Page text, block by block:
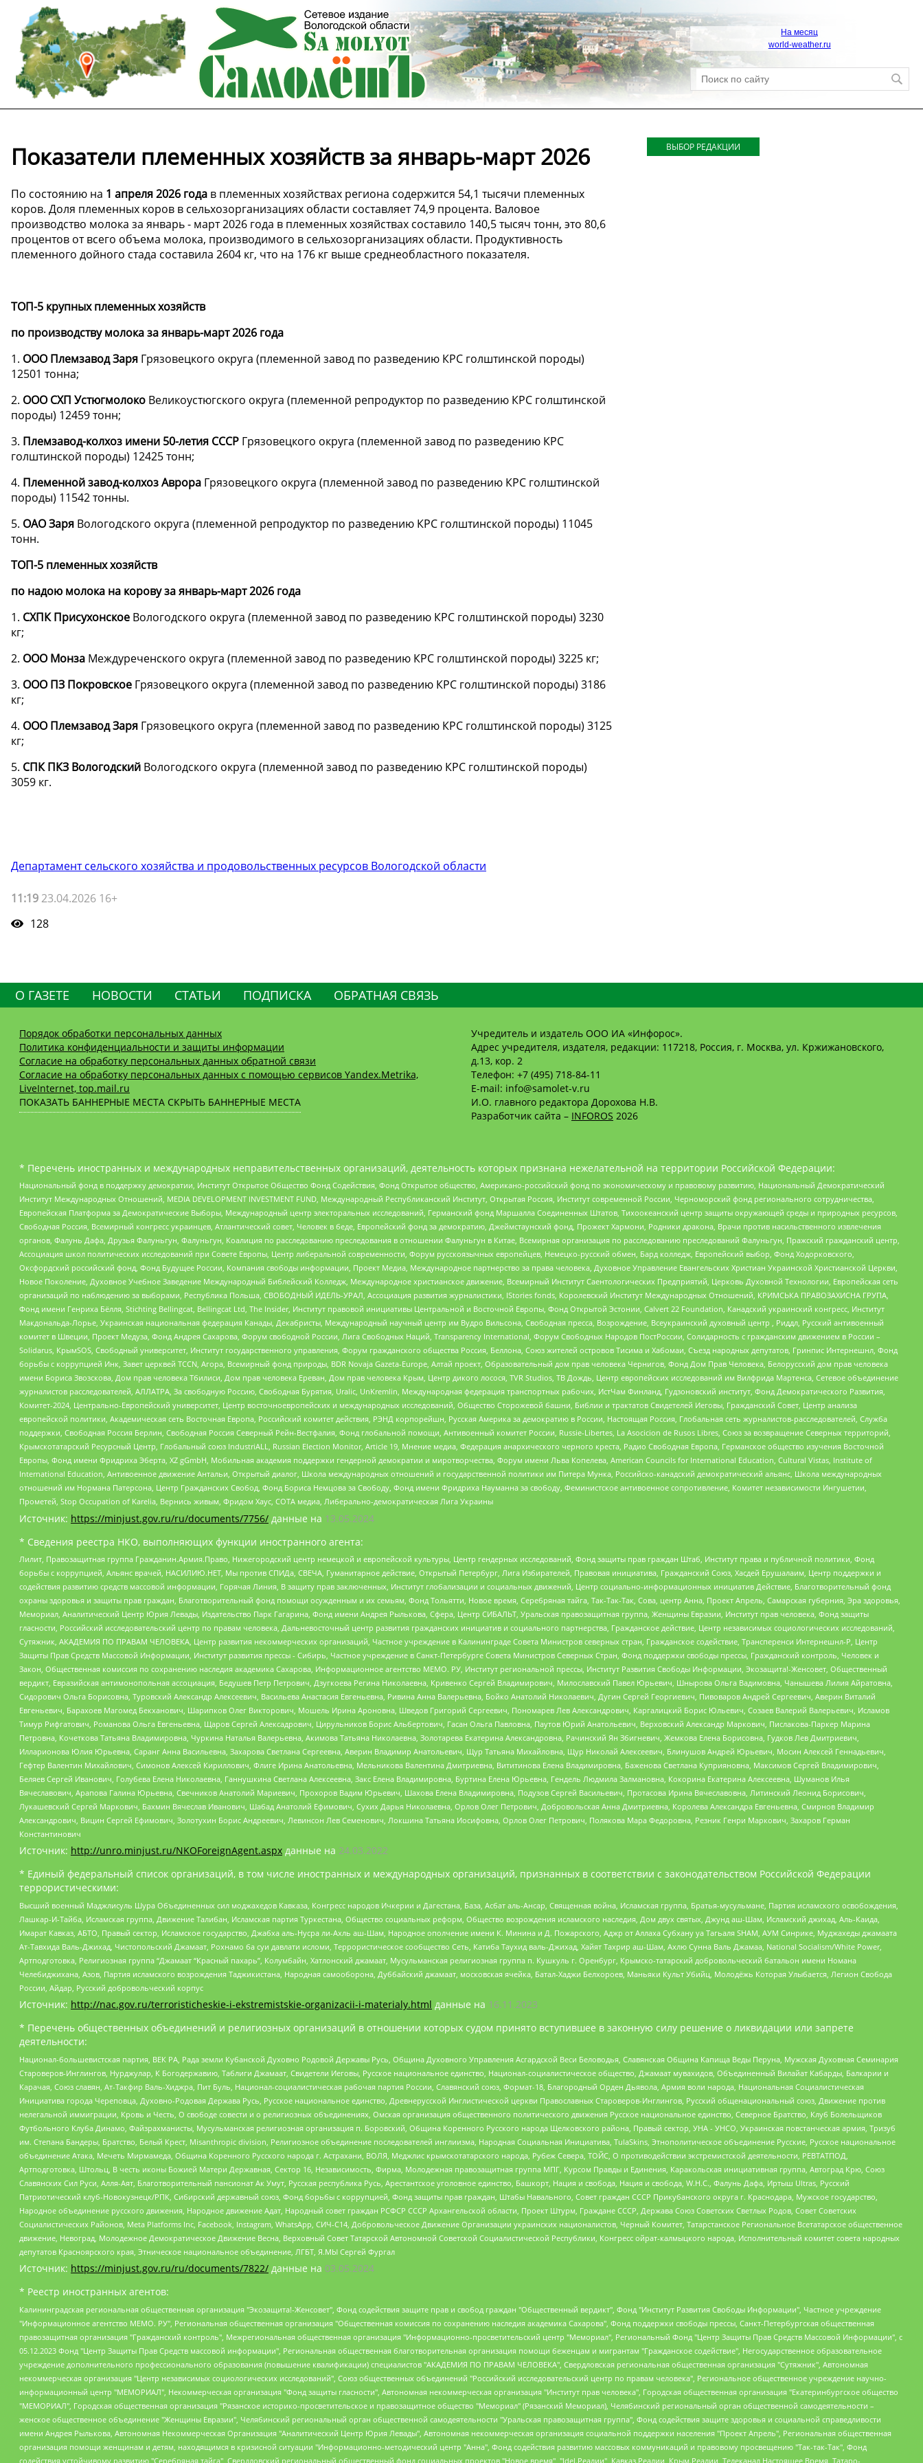
На месяц
world-weather.ru
Показатели племенных хозяйств за январь-март 2026
По состоянию на 1 апреля 2026 года в племенных хозяйствах региона содержится 54,1 тысячи племенных
коров. Доля племенных коров в сельхозорганизациях области составляет 74,9 процента. Валовое
производство молока за январь - март 2026 года в племенных хозяйствах составило 140,5 тысяч тонн, это 80,6
процентов от всего объема молока, производимого в сельхозорганизациях области. Продуктивность
племенного дойного стада составила 2604 кг, что на 176 кг выше среднеобластного показателя.
ТОП-5 крупных племенных хозяйств
по производству молока за январь-март 2026 года
1. ООО Племзавод Заря Грязовецкого округа (племенной завод по разведению КРС голштинской породы)
12501 тонна;
2. ООО СХП Устюгмолоко Великоустюгского округа (племенной репродуктор по разведению КРС голштинской
породы) 12459 тонн;
3. Племзавод-колхоз имени 50-летия СССР Грязовецкого округа (племенной завод по разведению КРС
голштинской породы) 12425 тонн;
4. Племенной завод-колхоз Аврора Грязовецкого округа (племенной завод по разведению КРС голштинской
породы) 11542 тонны.
5. ОАО Заря Вологодского округа (племенной репродуктор по разведению КРС голштинской породы) 11045
тонн.
ТОП-5 племенных хозяйств
по надою молока на корову за январь-март 2026 года
1. СХПК Присухонское Вологодского округа (племенной завод по разведению КРС голштинской породы) 3230
кг;
2. ООО Монза Междуреченского округа (племенной завод по разведению КРС голштинской породы) 3225 кг;
3. ООО ПЗ Покровское Грязовецкого округа (племенной завод по разведению КРС голштинской породы) 3186
кг;
4. ООО Племзавод Заря Грязовецкого округа (племенной завод по разведению КРС голштинской породы) 3125
кг;
5. СПК ПКЗ Вологодский Вологодского округа (племенной завод по разведению КРС голштинской породы)
3059 кг.
Департамент сельского хозяйства и продовольственных ресурсов Вологодской области
11:19 23.04.2026 16+
128
ВЫБОР РЕДАКЦИИ
О ГАЗЕТЕ НОВОСТИ СТАТЬИ ПОДПИСКА ОБРАТНАЯ СВЯЗЬ
Порядок обработки персональных данных
Политика конфиденциальности и защиты информации
Согласие на обработку персональных данных обратной связи
Согласие на обработку персональных данных с помощью сервисов Yandex.Metrika,
LiveInternet, top.mail.ru
ПОКАЗАТЬ БАННЕРНЫЕ МЕСТА СКРЫТЬ БАННЕРНЫЕ МЕСТА
Учредитель и издатель ООО ИА «Инфорос».
Адрес учредителя, издателя, редакции: 117218, Россия, г. Москва, ул. Кржижановского,
д.13, кор. 2
Телефон: +7 (495) 718-84-11
E-mail: info@samolet-v.ru
И.О. главного редактора Дорохова Н.В.
Разработчик сайта – INFOROS 2026
* Перечень иностранных и международных неправительственных организаций, деятельность которых признана нежелательной на территории Российской Федерации:
Национальный фонд в поддержку демократии, Институт Открытое Общество Фонд Содействия, Фонд Открытое общество, Американо-российский фонд по экономическому и правовому развитию, Национальный Демократический
Институт Международных Отношений, MEDIA DEVELOPMENT INVESTMENT FUND, Международный Республиканский Институт, Открытая Россия, Институт современной России, Черноморский фонд регионального сотрудничества,
Европейская Платформа за Демократические Выборы, Международный центр электоральных исследований, Германский фонд Маршалла Соединенных Штатов, Тихоокеанский центр защиты окружающей среды и природных ресурсов,
Свободная Россия, Всемирный конгресс украинцев, Атлантический совет, Человек в беде, Европейский фонд за демократию, Джеймстаунский фонд, Прожект Хармони, Родники дракона, Врачи против насильственного извлечения
органов, Фалунь Дафа, Друзья Фалуньгун, Фалуньгун, Коалиция по расследованию преследования в отношении Фалуньгун в Китае, Всемирная организация по расследованию преследований Фалуньгун, Пражский гражданский центр,
Ассоциация школ политических исследований при Совете Европы, Центр либеральной современности, Форум русскоязычных европейцев, Немецко-русский обмен, Бард колледж, Европейский выбор, Фонд Ходорковского,
Оксфордский российский фонд, Фонд Будущее России, Компания свободы информации, Проект Медиа, Международное партнерство за права человека, Духовное Управление Евангельских Христиан Украинской Христианской Церкви,
Новое Поколение, Духовное Учебное Заведение Международный Библейский Колледж, Международное христианское движение, Всемирный Институт Саентологических Предприятий, Церковь Духовной Технологии, Европейская сеть
организаций по наблюдению за выборами, Республика Польша, СВОБОДНЫЙ ИДЕЛЬ-УРАЛ, Ассоциация развития журналистики, IStories fonds, Королевский Институт Международных Отношений, КРИМСЬКА ПРАВОЗАХИСНА ГРУПА,
Фонд имени Генриха Бёлля, Stichting Bellingcat, Bellingcat Ltd, The Insider, Институт правовой инициативы Центральной и Восточной Европы, Фонд Открытой Эстонии, Calvert 22 Foundation, Канадский украинский конгресс, Институт
Макдональда-Лорье, Украинская национальная федерация Канады, Декабристы, Международный научный центр им Вудро Вильсона, Свободная пресса, Возрождение, Всеукраинский духовный центр , Риддл, Русский антивоенный
комитет в Швеции, Проект Медуза, Фонд Андрея Сахарова, Форум свободной России, Лига Свободных Наций, Transparеncy International, Форум Свободных Народов ПостРоссии, Солидарность с гражданским движением в России –
Solidarus, КрымSOS, Свободный университет, Институт государственного управления, Форум гражданского общества Россия, Беллона, Союз жителей островов Тисима и Хабомаи, Съезд народных депутатов, Гринпис Интернешнл, Фонд
борьбы с коррупцией Инк, Завет церквей TCCN, Агора, Всемирный фонд природы, BDR Novaja Gazeta-Europe, Алтай проект, Образовательный дом прав человека Чернигов, Фонд Дом Прав Человека, Белорусский дом прав человека
имени Бориса Звозскова, Дом прав человека Тбилиси, Дом прав человека Ереван, Дом прав человека Крым, Центр дикого лосося, TVR Studios, ТВ Дождь, Центр европейских исследований им Вилфрида Мартенса, Сетевое объединение
журналистов расследователей, АЛЛАТРА, За свободную Россию, Свободная Бурятия, Uralic, UnKremlin, Международная федерация транспортных рабочих, ИстЧам Финланд, Гудзоновский институт, Фонд Демократического Развития,
Комитет-2024, Центрально-Европейский университет, Центр восточноевропейских и международных исследований, Общество Сторожевой башни, Библии и трактатов Свидетелей Иеговы, Гражданский Совет, Центр анализа
европейской политики, Академическая сеть Восточная Европа, Российский комитет действия, РЭНД корпорейшн, Русская Америка за демократию в России, Настоящая Россия, Глобальная сеть журналистов-расследователей, Служба
поддержки, Свободная Россия Берлин, Свободная Россия Северный Рейн-Вестфалия, Фонд глобальной помощи, Антивоенный комитет России, Russie-Libertes, La Asocicion de Rusos Libres, Союз за возвращение Северных территорий,
Крымскотатарский Ресурсный Центр, Глобальный союз IndustriALL, Russian Election Monitor, Article 19, Мнение медиа, Федерация анархического черного креста, Радио Свободная Европа, Германское общество изучения Восточной
Европы, Фонд имени Фридриха Эберта, XZ gGmbH, Мобильная академия поддержки гендерной демократии и миротворчества, Форум имени Льва Копелева, American Councils for International Education, Cultural Vistas, Institute of
International Education, Антивоенное движение Антальи, Открытый диалог, Школа международных отношений и государственной политики им Питера Мунка, Российско-канадский демократический альянс, Школа международных
отношений им Нормана Патерсона, Центр Гражданских Свобод, Фонд Бориса Немцова за Свободу, Фонд имени Фридриха Науманна за свободу, Феминистское антивоенное сопротивление, Комитет независимости Ингушетии,
Прометей, Stop Occupation of Karelia, Вернись живым, Фридом Хаус, СОТА медиа, Либерально-демократическая Лига Украины
Источник: https://minjust.gov.ru/ru/documents/7756/ данные на 13.05.2024
* Сведения реестра НКО, выполняющих функции иностранного агента:
Лилит, Правозащитная группа Гражданин.Армия.Право, Нижегородский центр немецкой и европейской культуры, Центр гендерных исследований, Фонд защиты прав граждан Штаб, Институт права и публичной политики, Фонд
борьбы с коррупцией, Альянс врачей, НАСИЛИЮ.НЕТ, Мы против СПИДа, СВЕЧА, Гуманитарное действие, Открытый Петербург, Лига Избирателей, Правовая инициатива, Гражданский Союз, Хасдей Ерушалаим, Центр поддержки и
содействия развитию средств массовой информации, Горячая Линия, В защиту прав заключенных, Институт глобализации и социальных движений, Центр социально-информационных инициатив Действие, Благотворительный фонд
охраны здоровья и защиты прав граждан, Благотворительный фонд помощи осужденным и их семьям, Фонд Тольятти, Новое время, Серебряная тайга, Так-Так-Так, Сова, центр Анна, Проект Апрель, Самарская губерния, Эра здоровья,
Мемориал, Аналитический Центр Юрия Левады, Издательство Парк Гагарина, Фонд имени Андрея Рылькова, Сфера, Центр СИБАЛЬТ, Уральская правозащитная группа, Женщины Евразии, Институт прав человека, Фонд защиты
гласности, Российский исследовательский центр по правам человека, Дальневосточный центр развития гражданских инициатив и социального партнерства, Гражданское действие, Центр независимых социологических исследований,
Сутяжник, АКАДЕМИЯ ПО ПРАВАМ ЧЕЛОВЕКА, Центр развития некоммерческих организаций, Частное учреждение в Калининграде Совета Министров северных стран, Гражданское содействие, Трансперенси Интернешнл-Р, Центр
Защиты Прав Средств Массовой Информации, Институт развития прессы - Сибирь, Частное учреждение в Санкт-Петербурге Совета Министров Северных Стран, Фонд поддержки свободы прессы, Гражданский контроль, Человек и
Закон, Общественная комиссия по сохранению наследия академика Сахарова, Информационное агентство МЕМО. РУ, Институт региональной прессы, Институт Развития Свободы Информации, Экозащита!-Женсовет, Общественный
вердикт, Евразийская антимонопольная ассоциация, Бедушев Петр Петрович, Дзугкоева Регина Николаевна, Кривенко Сергей Владимирович, Милославский Павел Юрьевич, Шнырова Ольга Вадимовна, Чанышева Лилия Айратовна,
Сидорович Ольга Борисовна, Туровский Александр Алексеевич, Васильева Анастасия Евгеньевна, Ривина Анна Валерьевна, Бойко Анатолий Николаевич, Дугин Сергей Георгиевич, Пивоваров Андрей Сергеевич, Аверин Виталий
Евгеньевич, Барахоев Магомед Бекханович, Шарипков Олег Викторович, Мошель Ирина Ароновна, Шведов Григорий Сергеевич, Пономарев Лев Александрович, Каргалицкий Борис Юльевич, Созаев Валерий Валерьевич, Исламов
Тимур Рифгатович, Романова Ольга Евгеньевна, Щаров Сергей Алексадрович, Цирульников Борис Альбертович, Гасан Ольга Павловна, Паутов Юрий Анатольевич, Верховский Александр Маркович, Пислакова-Паркер Марина
Петровна, Кочеткова Татьяна Владимировна, Чуркина Наталья Валерьевна, Акимова Татьяна Николаевна, Золотарева Екатерина Александровна, Рачинский Ян Збигневич, Жемкова Елена Борисовна, Гудков Лев Дмитриевич,
Илларионова Юлия Юрьевна, Саранг Анна Васильевна, Захарова Светлана Сергеевна, Аверин Владимир Анатольевич, Щур Татьяна Михайловна, Щур Николай Алексеевич, Блинушов Андрей Юрьевич, Мосин Алексей Геннадьевич,
Гефтер Валентин Михайлович, Симонов Алексей Кириллович, Флиге Ирина Анатольевна, Мельникова Валентина Дмитриевна, Вититинова Елена Владимировна, Баженова Светлана Куприяновна, Максимов Сергей Владимирович,
Беляев Сергей Иванович, Голубева Елена Николаевна, Ганнушкина Светлана Алексеевна, Закс Елена Владимировна, Буртина Елена Юрьевна, Гендель Людмила Залмановна, Кокорина Екатерина Алексеевна, Шуманов Илья
Вячеславович, Арапова Галина Юрьевна, Свечников Анатолий Мариевич, Прохоров Вадим Юрьевич, Шахова Елена Владимировна, Подузов Сергей Васильевич, Протасова Ирина Вячеславовна, Литинский Леонид Борисович,
Лукашевский Сергей Маркович, Бахмин Вячеслав Иванович, Шабад Анатолий Ефимович, Сухих Дарья Николаевна, Орлов Олег Петрович, Добровольская Анна Дмитриевна, Королева Александра Евгеньевна, Смирнов Владимир
Александрович, Вицин Сергей Ефимович, Золотухин Борис Андреевич, Левинсон Лев Семенович, Локшина Татьяна Иосифовна, Орлов Олег Петрович, Полякова Мара Федоровна, Резник Генри Маркович, Захаров Герман
Константинович
Источник: http://unro.minjust.ru/NKOForeignAgent.aspx данные на 24.03.2022
* Единый федеральный список организаций, в том числе иностранных и международных организаций, признанных в соответствии с законодательством Российской Федерации
террористическими:
Высший военный Маджлисуль Шура Объединенных сил моджахедов Кавказа, Конгресс народов Ичкерии и Дагестана, База, Асбат аль-Ансар, Священная война, Исламская группа, Братья-мусульмане, Партия исламского освобождения,
Лашкар-И-Тайба, Исламская группа, Движение Талибан, Исламская партия Туркестана, Общество социальных реформ, Общество возрождения исламского наследия, Дом двух святых, Джунд аш-Шам, Исламский джихад, Аль-Каида,
Имарат Кавказ, АБТО, Правый сектор, Исламское государство, Джабха аль-Нусра ли-Ахль аш-Шам, Народное ополчение имени К. Минина и Д. Пожарского, Аджр от Аллаха Субхану уа Тагьаля SHAM, АУМ Синрике, Муджахеды джамаата
Ат-Тавхида Валь-Джихад, Чистопольский Джамаат, Рохнамо ба суи давлати исломи, Террористическое сообщество Сеть, Катиба Таухид валь-Джихад, Хайят Тахрир аш-Шам, Ахлю Сунна Валь Джамаа, National Socialism/White Power,
Артподготовка, Религиозная группа “Джамаат “Красный пахарь”, Колумбайн, Хатлонский джамаат, Мусульманская религиозная группа п. Кушкуль г. Оренбург, Крымско-татарский добровольческий батальон имени Номана
Челебиджихана, Азов, Партия исламского возрождения Таджикистана, Народная самооборона, Дуббайский джамаат, московская ячейка, Батал-Хаджи Белхороев, Маньяки Культ Убийц, Молодёжь Которая Улыбается, Легион Свобода
России, Айдар, Русский добровольческий корпус
Источник: http://nac.gov.ru/terroristicheskie-i-ekstremistskie-organizacii-i-materialy.html данные на 16.11.2023
* Перечень общественных объединений и религиозных организаций в отношении которых судом принято вступившее в законную силу решение о ликвидации или запрете
деятельности:
Национал-большевистская партия, ВЕК РА, Рада земли Кубанской Духовно Родовой Державы Русь, Община Духовного Управления Асгардской Веси Беловодья, Славянская Община Капища Веды Перуна, Мужская Духовная Семинария
Староверов-Инглингов, Нурджулар, К Богодержавию, Таблиги Джамаат, Свидетели Иеговы, Русское национальное единство, Национал-социалистическое общество, Джамаат мувахидов, Объединенный Вилайат Кабарды, Балкарии и
Карачая, Союз славян, Ат-Такфир Валь-Хиджра, Пит Буль, Национал-социалистическая рабочая партия России, Славянский союз, Формат-18, Благородный Орден Дьявола, Армия воли народа, Национальная Социалистическая
Инициатива города Череповца, Духовно-Родовая Держава Русь, Русское национальное единство, Древнерусской Инглистической церкви Православных Староверов-Инглингов, Русский общенациональный союз, Движение против
нелегальной иммиграции, Кровь и Честь, О свободе совести и о религиозных объединениях, Омская организация общественного политического движения Русское национальное единство, Северное Братство, Клуб Болельщиков
Футбольного Клуба Динамо, Файзрахманисты, Мусульманская религиозная организация п. Боровский, Община Коренного Русского народа Щелковского района, Правый сектор, УНА - УНСО, Украинская повстанческая армия, Тризуб
им. Степана Бандеры, Братство, Белый Крест, Misanthropic division, Религиозное объединение последователей инглиизма, Народная Социальная Инициатива, TulaSkins, Этнополитическое объединение Русские, Русское национальное
объединение Атака, Мечеть Мирмамеда, Община Коренного Русского народа г. Астрахани, ВОЛЯ, Меджлис крымскотатарского народа, Рубеж Севера, ТОЙС, О противодействии экстремистской деятельности, РЕВТАТПОД,
Артподготовка, Штольц, В честь иконы Божией Матери Державная, Сектор 16, Независимость, Фирма, Молодежная правозащитная группа МПГ, Курсом Правды и Единения, Каракольская инициативная группа, Автоград Крю, Союз
Славянских Сил Руси, Алля-Аят, Благотворительный пансионат Ак Умут, Русская республика Русь, Арестантское уголовное единство, Башкорт, Нация и свобода, Нация и свобода, W.H.С., Фалунь Дафа, Иртыш Ultras, Русский
Патриотический клуб-Новокузнецк/РПК, Сибирский державный союз, Фонд борьбы с коррупцией, Фонд защиты прав граждан, Штабы Навального, Совет граждан СССР Прикубанского округа г. Краснодара, Мужское государство,
Народное объединение русского движения, Народное движение Адат, Народный совет граждан РСФСР СССР Архангельской области, Проект Штурм, Граждане СССР, Держава Союз Советских Светлых Родов, Совет Советских
Социалистических Районов, Meta Platforms Inc, Facebook, Instagram, WhatsApp, СИЧ-С14, Добровольческое Движение Организации украинских националистов, Черный Комитет, Татарстанское Региональное Всетатарское общественное
движение, Невоград, Молодежное Демократическое Движение Весна, Верховный Совет Татарской Автономной Советской Социалистической Республики, Конгресс ойрат-калмыцкого народа, Исполнительный комитет совета народных
депутатов Красноярского края, Этническое национальное объединение, ЛГБТ, Я.МЫ Сергей Фургал
Источник: https://minjust.gov.ru/ru/documents/7822/ данные на 03.05.2024
* Реестр иностранных агентов:
Калининградская региональная общественная организация "Экозащита!-Женсовет", Фонд содействия защите прав и свобод граждан "Общественный вердикт", Фонд "Институт Развития Свободы Информации", Частное учреждение "Информационное агентство МЕМО. РУ", Региональная общественная организация "Общественная комиссия по сохранению наследия академика Сахарова", Фонд поддержки свободы прессы, Санкт-Петербургская общественная правозащитная организация "Гражданский контроль", Межрегиональная общественная организация "Информационно-просветительский центр "Мемориал", Региональный Фонд "Центр Защиты Прав Средств Массовой Информации", с 05.12.2023 Фонд "Центр Защиты Прав Средств массовой информации", Региональная общественная благотворительная организация помощи беженцам и мигрантам "Гражданское содействие", Негосударственное образовательное учреждение дополнительного профессионального образования (повышение квалификации) специалистов "АКАДЕМИЯ ПО ПРАВАМ ЧЕЛОВЕКА", Свердловская региональная общественная организация "Сутяжник", Автономная некоммерческая организация "Центр независимых социологических исследований", Союз общественных объединений "Российский исследовательский центр по правам человека", Региональное общественное учреждение научно-информационный центр "МЕМОРИАЛ", Некоммерческая организация "Фонд защиты гласности", Автономная некоммерческая организация "Институт прав человека", Городская общественная организация "Екатеринбургское общество "МЕМОРИАЛ", Городская общественная организация "Рязанское историко-просветительское и правозащитное общество "Мемориал" (Рязанский Мемориал), Челябинский региональный орган общественной самодеятельности – женское общественное объединение "Женщины Евразии", Челябинский региональный орган общественной самодеятельности "Уральская правозащитная группа", Фонд содействия защите здоровья и социальной справедливости имени Андрея Рылькова, Автономная Некоммерческая Организация "Аналитический Центр Юрия Левады", Автономная некоммерческая организация социальной поддержки населения "Проект Апрель", Региональная общественная организация помощи женщинам и детям, находящимся в кризисной ситуации "Информационно-методический центр "Анна", Фонд содействия развитию массовых коммуникаций и правовому просвещению "Так-так-Так", Фонд содействия устойчивому развитию "Серебряная тайга", Свердловский региональный общественный фонд социальных проектов "Новое время", "Idel.Реалии", Кавказ.Реалии, Крым.Реалии, Телеканал Настоящее Время, Татаро-башкирская служба Радио Свобода (Azatliq Radiosi), Радио Свободная Европа/Радио Свобода (PCE/PC), "Сибирь.Реалии", "Фактограф", Благотворительный фонд помощи осужденным и их семьям, Автономная некоммерческая организация "Институт глобализации и социальных движений", Фонд "В защиту прав заключенных", Частное учреждение "Центр поддержки и содействия развитию средств массовой информации", Пензенский региональный общественный благотворительный фонд "Гражданский союз", "Север.Реалии", Некоммерческая организация Фонд "Правовая инициатива", Общество с ограниченной ответственностью "Радио Свободная Европа/Радио Свобода", Чешское информационное агентство "MEDIUM-ORIENT", Красноярская региональная общественная организация "Мы против СПИДа", Камалягин Денис Николаевич, Маркелов Сергей Евгеньевич, Пономарев Лев Александрович, Савицкая Людмила Алексеевна, Автономная некоммерческая организация "Центр по работе с проблемой насилия "НАСИЛИЮ.НЕТ", Межрегиональный профессиональный союз работников здравоохранения "Альянс врачей", Юридическое лицо, зарегистрированное в Латвийской Республике, SIA "Medusa Project" (регистрационный номер 40103797863, дата регистрации 10.06.2014), Некоммерческая организация "Фонд по борьбе с коррупцией", Автономная некоммерческая организация "Институт права и публичной политики", Баданин Роман Сергеевич, Гликин Максим Александрович, Железнова Мария Михайловна, Лукьянова Юлия Сергеевна, Маетная Елизавета Витальевна, Маняхин Петр Борисович, Чуракова Ольга Владимировна, Ярош Юлия Петровна, Юридическое лицо "The Insider SIA", зарегистрированное в Риге, Латвийская Республика (дата регистрации 26.06.2015), являющееся администратором доменного имени интернет-издания "The Insider SIA", https://theins.ru, Постернак Алексей Евгеньевич, Рубин Михаил Аркадьевич, Анин Роман Александрович, Юридическое лицо Istories fonds, зарегистрированное в Латвийской Республике (регистрационный номер 50008295751, дата регистрации 24.02.2020), Великовский Дмитрий Александрович, Долинина Ирина Николаевна, Мароховская Алеся Алексеевна, Шлейнов Роман Юрьевич, Шмагун Олеся Валентиновна, Общество с ограниченной ответственностью "Альтаир 2021", Общество с ограниченной ответственностью "Вега 2021", Общество с ограниченной ответственностью "Главный редактор 2021", Общество с ограниченной ответственностью "Ромашки монолит", Важенков Артем Валерьевич, Ивановская областная общественная организация "Центр гендерных исследований", Гурман Юрий Альбертович, Медиапроект "ОВД-Инфо", Егоров Владимир Владимирович, Жилинский Владимир Александрович, Общество с ограниченной ответственностью "ЗП", Иванова София Юрьевна, Карезина Инна Павловна, Кильтау Екатерина Викторовна, Петров Алексей Викторович, Пискунов Сергей Евгеньевич, Смирнов Сергей Сергеевич, Тихонов Михаил Сергеевич, Общество с ограниченной ответственностью "ЖУРНАЛИСТ-ИНОСТРАННЫЙ АГЕНТ", Арапова Галина Юрьевна, Вольтская Татьяна Анатольевна, Американская компания "Mason G.E.S. Anonymous Foundation" (США), являющаяся владельцем интернет-издания https://mnews.world/, Компания "Stichting Bellingcat", зарегистрированная в Нидерландах (дата регистрации 11.07.2018), Захаров Андрей Вячеславович, Клепиковская Екатерина Дмитриевна, Общество с ограниченной ответственностью "МЕМО", Перл Роман Александрович, Симонов Евгений Алексеевич, Соловьева Елена Анатольевна, Сотников Даниил Владимирович, Сурначева Елизавета Дмитриевна, Автономная некоммерческая организация по защите прав человека и информированию населения "Якутия – Наше Мнение", Общество с ограниченной ответственностью "Москоу диджитал медиа", с 26.01.2023 Общество с ограниченной ответственностью "Чайка Белые сады", Ветошкина Валерия Валерьевна, Заговора Максим Александрович, Межрегиональное общественное движение "Российская ЛГБТ - сеть", Оленичев Максим Владимирович, Павлов Иван Юрьевич, Скворцова Елена Сергеевна, Общество с ограниченной ответственностью "Как бы инагент", Кочетков Игорь Викторович, Общество с ограниченной ответственностью "Честные выборы", Еланчик Олег Александрович, Общество с ограниченной ответственностью "Нобелевский призыв", Гималова Регина Эмилевна, Григорьев Андрей Валерьевич, Григорьева Алина Александровна, Ассоциация по содействию защите прав призывников, альтернативнослужащих и военнослужащих "Правозащитная группа "Гражданин.Армия.Право", Хисамова Регина Фаритовна, Автономная некоммерческая организация по реализации социально-правовых программ "Лилит", Дальневосточное общественное движение "Маяк", Санкт-Петербургская ЛГБТ-инициативная группа "Выход", Инициативная группа ЛГБТ+ "Реверс", Алексеев Андрей Викторович, Бекбулатова Таисия Львовна, Беляев Иван Михайлович, Владыкина Елена Сергеевна, Гельман Марат Александрович, Никульшина Вероника Юрьевна, Толоконникова Надежда Андреевна, Шендерович Виктор Анатольевич, Общество с ограниченной ответственностью "Данное сообщение", Общество с ограниченной ответственностью Издательский дом "Новая глава", Айнбиндер Александра Александровна, Московский комьюнити-центр для ЛГБТ+инициатив, Благотворительный фонд развития филантропии, Deutsche Welle (Германия, Kurt-Schumacher-Strasse 3, 53113 Bonn), Борзунова Мария Михайловна, Воробьев Виктор Викторович, Голубева Анна Львовна, Константинова Алла Михайловна, Малкова Ирина Владимировна, Мурадов Мурад Абдулгалимович, Осетинская Елизавета Николаевна, Понасенков Евгений Николаевич, Ганапольский Матвей Юрьевич, Киселев Евгений Алексеевич, Борухович Ирина Григорьевна, Дремин Иван Тимофеевич, Дубровский Дмитрий Викторович, Красноярская региональная общественная организация поддержки и развития альтернативных образовательных технологий и межкультурных коммуникаций "ИНТЕРРА", Маяковская Екатерина Алексеевна, Фейгин Марк Захарович, Филимонов Андрей Викторович, Дзугкоева Регина Николаевна, Доброхотов Роман Александрович, Дудь Юрий Александрович, Елкин Сергей Владимирович, Кругликов Кирилл Игоревич, Сабунаева Мария Леонидовна, Семенов Алексей Владимирович, Шаинян Карен Багратович, Шульман Екатерина Михайловна, Асафьев Артур Валерьевич, Вахштайн Виктор Семенович, Венедиктов Алексей Алексеевич, Лушникова Екатерина Евгеньевна, Волков Леонид Михайлович, Невзоров Александр Глебович, Пархоменко Сергей Борисович, Сироткин Ярослав Николаевич, Кара-Мурза Владимир Владимирович, Баранова Наталья Владимировна, Гозман Леонид Яковлевич, Кагарлицкий Борис Юльевич, Климарев Михаил Валерьевич, Милов Владимир Станиславович, Автономная некоммерческая организация Краснодарский центр современного искусства "Типография", Моргенштерн Алишер Тагирович, Соболь Любовь Эдуардовна, Общество с ограниченной ответственностью "ЛИЗА НОРМ", Каспаров Гарри Кимович, Ходорковский Михаил Борисович, Общество с ограниченной ответственностью "Апрельские тезисы", Данилович Ирина Брониславовна, Кашин Олег Владимирович, Петров Николай Владимирович, Пивоваров Алексей Владимирович, Соколов Михаил Владимирович, Цветкова Юлия Владимировна, Чичваркин Евгений Александрович, Комитет против пыток/Команда против пыток, Общество с ограниченной ответственностью "Первый научный", Общество с ограниченной ответственностью "Вертолет и ко", Белоцерковская Вероника Борисовна, Кац Максим Евгеньевич, Лазарева Татьяна Юрьевна, Шаведдинов Руслан Табризович, Яшин Илья Валерьевич, Общество с ограниченной ответственностью "Иноагент ААВ", Алешковский Дмитрий Петрович, Альбац Евгения Марковна, Быков Дмитрий Львович, Галямина Юлия Евгеньевна, Лойко Сергей Леонидович, Мартынов Кирилл Константинович, Медведев Сергей Александрович, Крашенинников Федор Геннадиевич, Гордеева Катерина Вл